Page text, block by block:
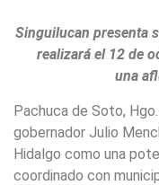
Singuilucan presenta
realizará el 12 de
una
Pachuca de Soto,
gobernador Julio
Hidalgo como una
coordinado con